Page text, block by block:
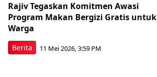
Berita
Rajiv Tegaskan Komitmen Awasi
Program Makan Bergizi Gratis untuk
Warga
11 Mei 2026, 3:59 PM